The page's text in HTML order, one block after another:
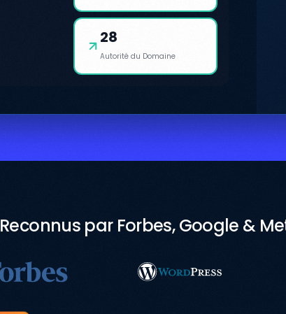
28
Autorité du Domaine
Reconnus par Forbes, Google &